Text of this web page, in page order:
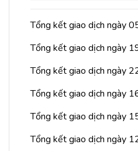
Tổng kết giao dịch ngày
Tổng kết giao dịch ngày
Tổng kết giao dịch ngày
Tổng kết giao dịch ngày
Tổng kết giao dịch ngày
Tổng kết giao dịch ngày